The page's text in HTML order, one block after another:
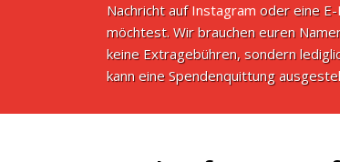
Nachricht aufInstagram oder eine E-
möchtest. Wir brauchen euren
keine Extragebühren, sondern
kann eine Spendenquittung